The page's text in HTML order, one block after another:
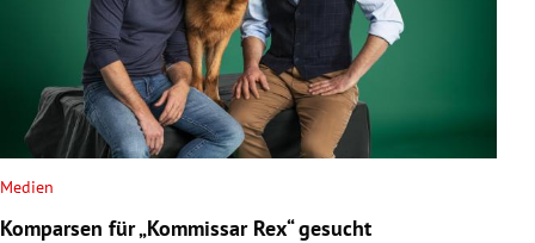
Medien
Komparsen für „Kommissar Rex“ gesucht